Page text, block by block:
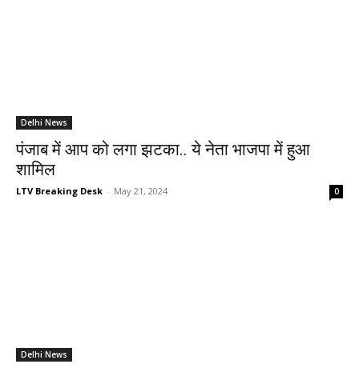
Delhi News
पंजाब में आप को लगा झटका.. ये नेता भाजपा में हुआ
शामिल
LTV Breaking Desk - May 21, 2024 0
Delhi News